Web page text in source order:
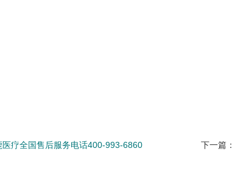
医疗全国售后服务电话400-993-6860 下一篇：